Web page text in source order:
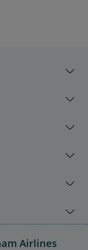
Airlines